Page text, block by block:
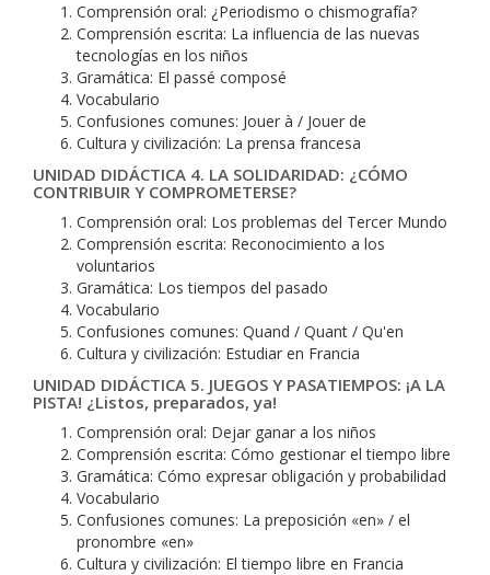
Comprensión oral: ¿Periodismo o chismografía?
Comprensión escrita: La influencia de las nuevas
tecnologías en los niños
Gramática: El passé composé
Vocabulario
Confusiones comunes: Jouer à / Jouer de
Cultura y civilización: La prensa francesa
UNIDAD DIDÁCTICA 4. LA SOLIDARIDAD: ¿CÓMO
CONTRIBUIR Y COMPROMETERSE?
Comprensión oral: Los problemas del Tercer Mundo
Comprensión escrita: Reconocimiento a los
voluntarios
Gramática: Los tiempos del pasado
Vocabulario
Confusiones comunes: Quand / Quant / Qu'en
Cultura y civilización: Estudiar en Francia
UNIDAD DIDÁCTICA 5. JUEGOS Y PASATIEMPOS: ¡A LA
PISTA! ¿Listos, preparados, ya!
Comprensión oral: Dejar ganar a los niños
Comprensión escrita: Cómo gestionar el tiempo libre
Gramática: Cómo expresar obligación y probabilidad
Vocabulario
Confusiones comunes: La preposición «en» / el
pronombre «en»
Cultura y civilización: El tiempo libre en Francia